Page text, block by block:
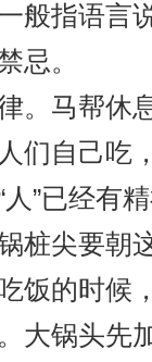
般指语言
忌。
。马帮休
们自己吃
”已经有
桩尖要朝
饭的时候
大锅头先